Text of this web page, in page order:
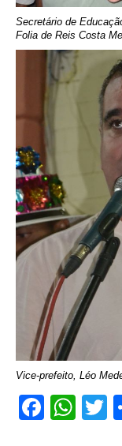
Secretário de
Folia de Reis Costa
Vice-prefeito, Léo